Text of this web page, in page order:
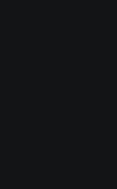
VENIR
Un peu